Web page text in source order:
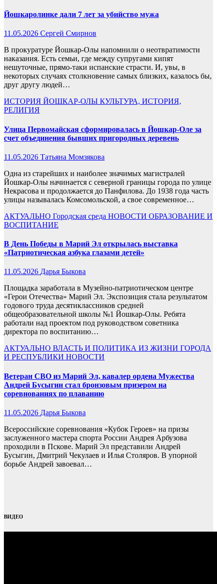
Йошкаролинке дали 7 лет за убийство мужа
11.05.2026 Сергей Смирнов
В прокуратуре Йошкар-Олы напомнили о неотвратимости
наказания. Есть семьи, где между супругами кипят
нешуточные, прямо-таки испанские страсти. И, увы, в
некоторых случаях столкновение самых близких, казалось бы,
друг другу людей…
ИСТОРИЯ ЙОШКАР-ОЛЫ КУЛЬТУРА, ИСТОРИЯ,
РЕЛИГИЯ
Улица Первомайская сформировалась в Йошкар-Оле за
счет объединения бывших пригородных деревень
11.05.2026 Татьяна Момзякова
Одна из старейших и наиболее значимых магистралей
Йошкар-Олы начинается с северной границы города по улице
Некрасова и продолжается до Панфилова. До 1938 года часть
улицы называлась Комсомольской, а свое современное…
АКТУАЛЬНО Городская среда НОВОСТИ ОБРАЗОВАНИЕ И
ВОСПИТАНИЕ
В День Победы в Марий Эл открылась выставка
«Патриотическая азбука глазами детей»
11.05.2026 Дарья Быкова
Площадка заработала в Музейно-патриотическом центре
«Герои Отечества» Марий Эл. Экспозиция стала результатом
годового труда десятиклассников средней
общеобразовательной школы №1 Йошкар-Олы. Ребята
работали над проектом под руководством советника
директора по воспитанию…
АКТУАЛЬНО ВЛАСТЬ И ПОЛИТИКА ИЗ ЖИЗНИ ГОРОДА
И РЕСПУБЛИКИ НОВОСТИ
Ветеран СВО из Марий Эл, кавалер ордена Мужества
Андрей Бусыгин стал бронзовым призером на
соревнованиях по плаванию
11.05.2026 Дарья Быкова
Всероссийские соревнования «Кубок Героев» на призы
заслуженного мастера спорта России Андрея Арбузова
проходили в Пскове. Марий Эл представили Андрей
Бусыгин, Дмитрий Чекулаев и Илья Столяров. В упорной
борьбе Андрей завоевал…
ВИДЕО